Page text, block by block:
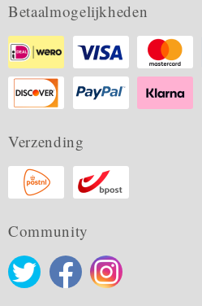
Betaalmogelijkheden
Verzending
Community